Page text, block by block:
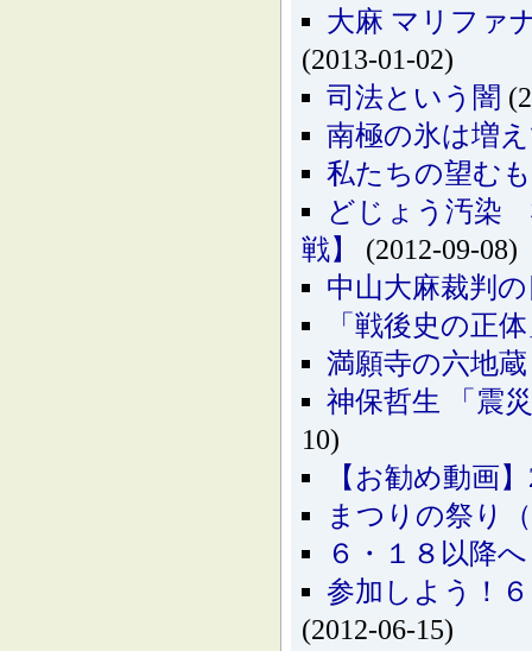
大麻 マリファ
(2013-01-02)
司法という闇
南極の氷は増
私たちの望む
どじょう汚染
戦】
(2012-09-08)
中山大麻裁判
「戦後史の正
満願寺の六地蔵
神保哲生 「震
10)
【お勧め動画
まつりの祭り
６・１８以降へ
参加しよう！
(2012-06-15)